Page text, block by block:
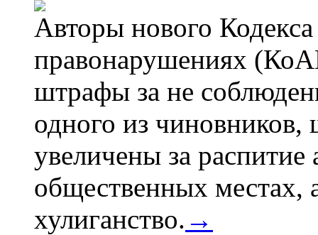
Авторы нового
правонарушениях
штрафы за не
одного из
увеличены за распитие
общественных местах,
хулиганство. →